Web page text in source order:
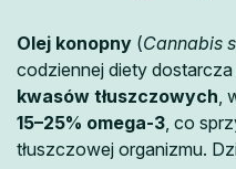
Olej konopny (Cannabis
codziennej diety
kwasów tłuszczowych ,
15–25% omega-3 , co
tłuszczowej organizmu.